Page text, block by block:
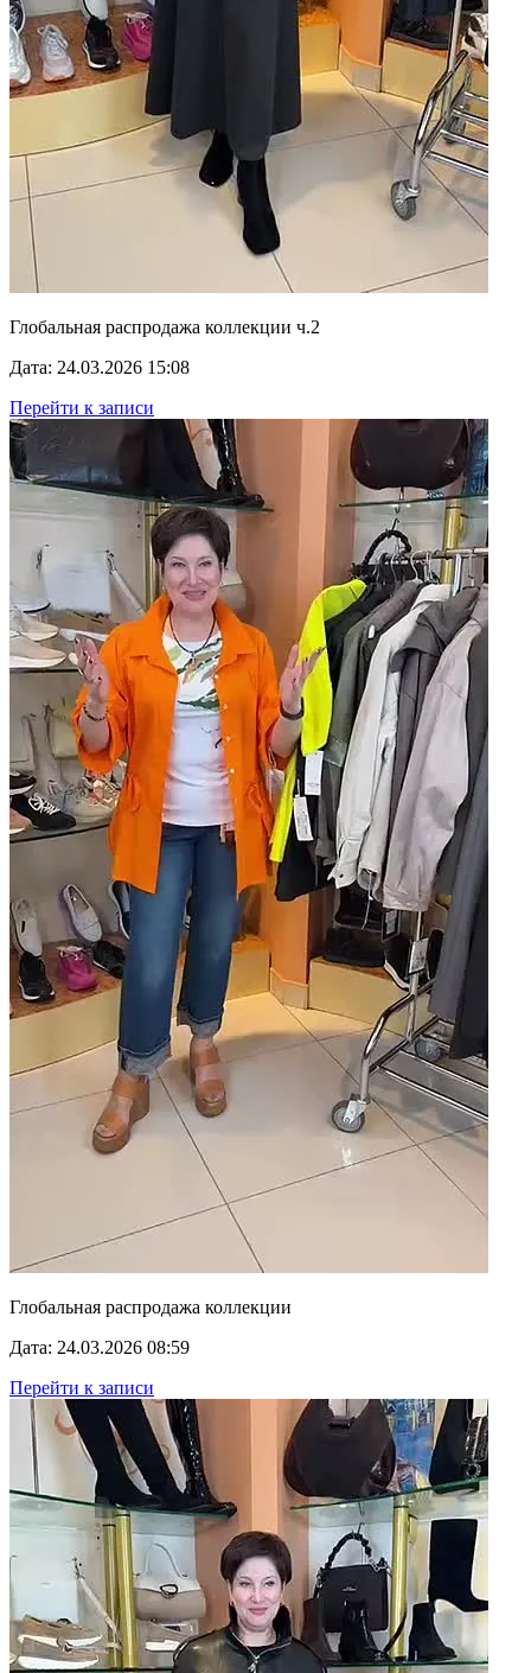
Глобальная распродажа коллекции ч.2
Дата: 24.03.2026 15:08
Перейти к записи
Глобальная распродажа коллекции
Дата: 24.03.2026 08:59
Перейти к записи